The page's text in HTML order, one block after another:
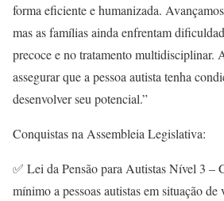
forma eficiente e humanizada.
mas as famílias ainda enfrentam
precoce e no tratamento multidisciplinar.
assegurar que a pessoa autista tenha
desenvolver seu potencial.”
Conquistas na Assembleia Legislativa:
✅ Lei da Pensão para Autistas Nível 3 –
mínimo a pessoas autistas em situação